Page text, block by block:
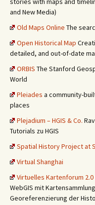
and New Media)
Old Maps Online The
Open Historical Map
detailed, and out-of-date
ORBIS The Stanford
World
Pleiades a community-
places
Plejadium – HGIS & Co.
Tutorials zu HGIS
Spatial History Project at
Virtual Shanghai
Virtuelles Kartenforum 2.0
WebGIS mit
Georeferenzierung der